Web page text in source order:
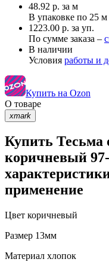
48.92 р. за м
В упаковке по 25 м
1223.00 р. за уп.
По сумме заказа –
В наличии
Условия работы и
Купить на Ozon
О товаре
xmark
Купить Тесьма
коричневый
применение
Цвет коричневый
Размер 13мм
Материал хлопок